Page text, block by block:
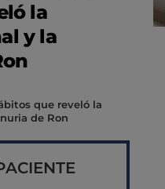
la
y la
que reveló la
de Ron